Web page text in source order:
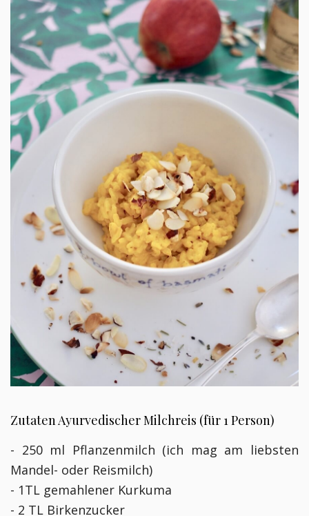
Zutaten Ayurvedischer Milchreis (für 1 Person)
- 250 ml Pflanzenmilch (ich mag am liebsten
Mandel- oder Reismilch)
- 1TL gemahlener Kurkuma
- 2 TL Birkenzucker